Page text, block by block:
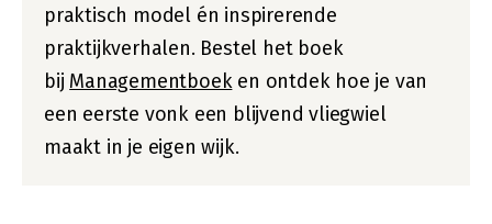
praktisch model én inspirerende
praktijkverhalen. Bestel het boek
bij Managementboeken ontdek hoe je van
een eerste vonk een blijvend vliegwiel
maakt in je eigen wijk.